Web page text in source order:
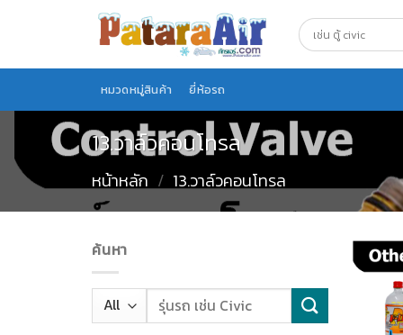
หมวดหมู่สินค้า ยี่ห้อรถ
13.วาล์วคอนโทรล
หน้าหลัก / 13.วาล์วคอนโทรล
ค้นหา